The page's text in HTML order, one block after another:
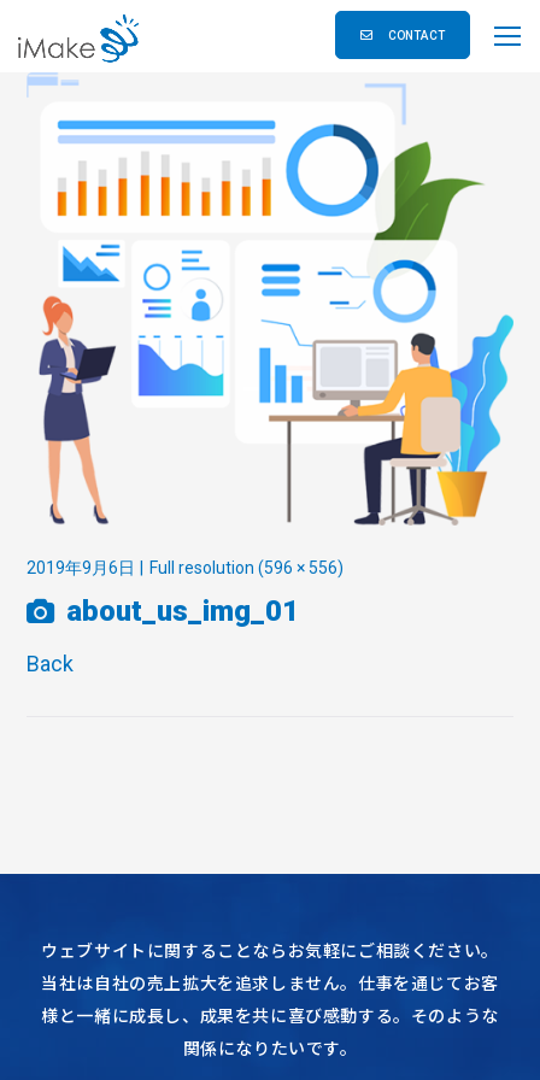
CONTACT
2019年9月6日 Full resolution (596 × 556)
about_us_img_01
Back
ウェブサイトに関することならお気軽にご相談ください。
当社は自社の売上拡大を追求しません。仕事を通じてお客
様と一緒に成長し、成果を共に喜び感動する。そのような
関係になりたいです。